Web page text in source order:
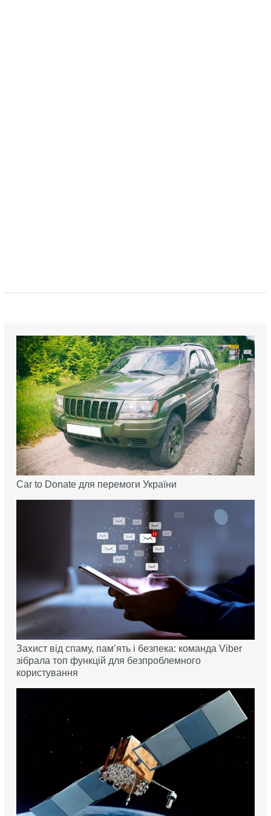
Car to Donate для перемоги України
Захист від спаму, памʼять і безпека: команда Viber
зібрала топ функцій для безпроблемного
користування